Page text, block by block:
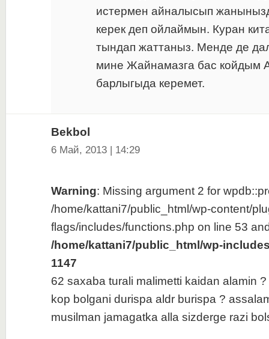
истермен айналысып
керек деп ойлаймын. Куран
тындап жаттаныз. Менде де
мине Жайнамазга бас койдым
барлыгыда керемет.
Bekbol
6 Май, 2013 | 14:29
Warning: Missing argument 2 for
/home/kattani7/public_html/wp-content/
flags/includes/functions.php on line 53
/home/kattani7/public_html/wp-
1147
62 saxaba turali malimetti kaidan alamin ?
kop bolgani durispa aldr burispa ?
musilman jamagatka alla sizderge razi